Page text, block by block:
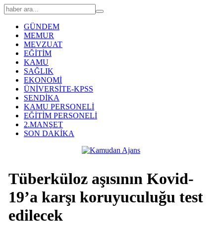
GÜNDEM
MEMUR
MEVZUAT
EĞİTİM
KAMU
SAĞLIK
EKONOMİ
ÜNİVERSİTE-KPSS
SENDİKA
KAMU PERSONELİ
EĞİTİM PERSONELİ
2.MANŞET
SON DAKİKA
Tüberküloz aşısının Kovid-
19’a karşı koruyuculuğu test
edilecek